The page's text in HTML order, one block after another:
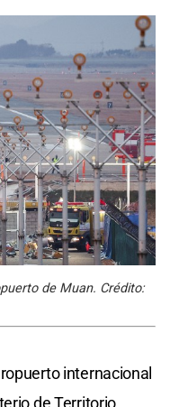
de Muan. Crédito:
internacional
de Territorio,